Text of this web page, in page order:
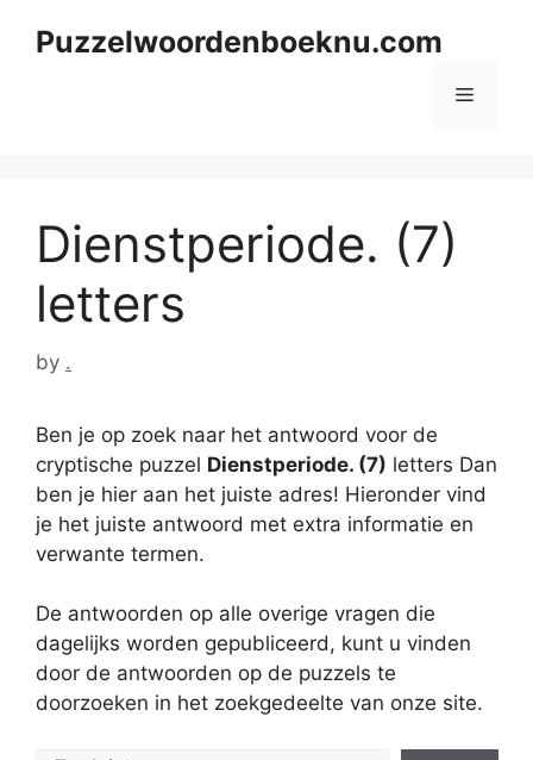
Puzzelwoordenboeknu.com
Menu
Dienstperiode. (7)
letters
by .
Ben je op zoek naar het antwoord voor de
cryptische puzzel Dienstperiode. (7) letters Dan
ben je hier aan het juiste adres! Hieronder vind
je het juiste antwoord met extra informatie en
verwante termen.
De antwoorden op alle overige vragen die
dagelijks worden gepubliceerd, kunt u vinden
door de antwoorden op de puzzels te
doorzoeken in het zoekgedeelte van onze site.